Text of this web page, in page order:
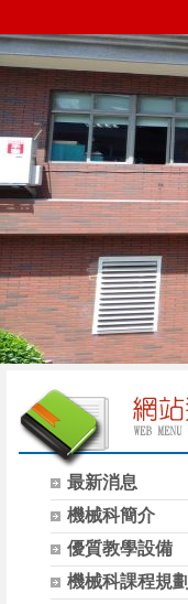
最新消息
機械科簡介
優質教學設備
機械科課程規劃